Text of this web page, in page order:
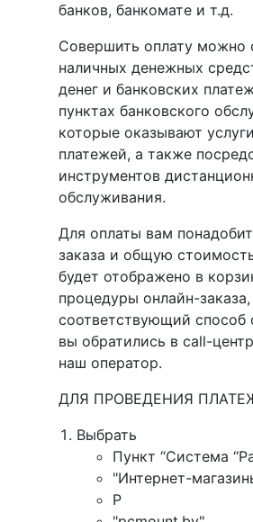
банков, банкомате и т.д.
Совершить оплату можно
наличных денежных
денег и банковских
пунктах банковского
которые оказывают
платежей, а также
инструментов
обслуживания.
Для оплаты вам
заказа и общую
будет отображено в
процедуры онлайн-
соответствующий способ
вы обратились в call-
наш оператор.
ДЛЯ ПРОВЕДЕНИЯ
Выбрать
Пункт “Система
"Интернет-
P